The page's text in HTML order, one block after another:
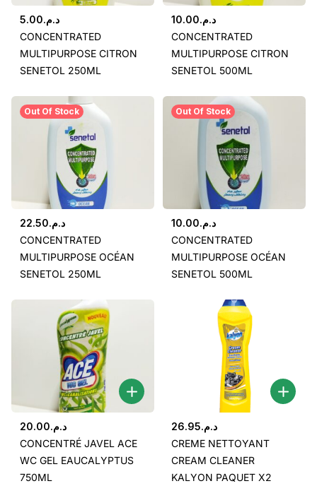
د.م.5.00
CONCENTRATED
MULTIPURPOSE CITRON
SENETOL 250ML
د.م.10.00
CONCENTRATED
MULTIPURPOSE CITRON
SENETOL 500ML
Out Of Stock
د.م.22.50
CONCENTRATED
MULTIPURPOSE OCÉAN
SENETOL 250ML
Out Of Stock
د.م.10.00
CONCENTRATED
MULTIPURPOSE OCÉAN
SENETOL 500ML
د.م.20.00
CONCENTRÉ JAVEL ACE
WC GEL EAUCALYPTUS
750ML
د.م.26.95
CREME NETTOYANT
CREAM CLEANER
KALYON PAQUET X2